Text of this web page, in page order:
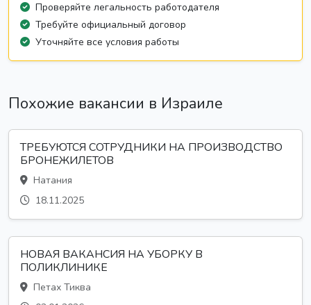
Проверяйте легальность работодателя
Требуйте официальный договор
Уточняйте все условия работы
Похожие вакансии в Израиле
ТРЕБУЮТСЯ СОТРУДНИКИ НА ПРОИЗВОДСТВО
БРОНЕЖИЛЕТОВ
Натания
18.11.2025
НОВАЯ ВАКАНСИЯ НА УБОРКУ В
ПОЛИКЛИНИКЕ
Петах Тиква